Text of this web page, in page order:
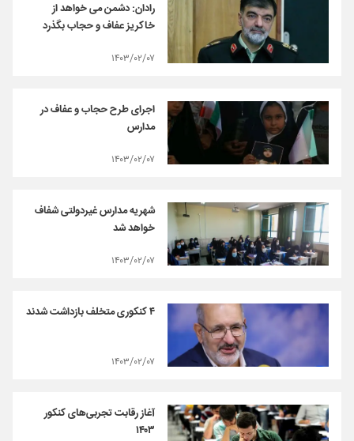
رادان: دشمن می خواهد از
خاکریز عفاف و حجاب بگذرد
۱۴۰۳/۰۲/۰۷
اجرای طرح حجاب و عفاف در
مدارس
۱۴۰۳/۰۲/۰۷
شهریه مدارس غیردولتی شفاف‌
خواهد شد
۱۴۰۳/۰۲/۰۷
۴ کنکوری متخلف بازداشت شدند
۱۴۰۳/۰۲/۰۷
آغاز رقابت تجربی‌های کنکور
۱۴۰۳